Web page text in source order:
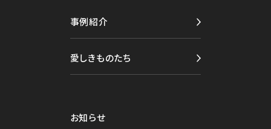
事例紹介
愛しきものたち
お知らせ